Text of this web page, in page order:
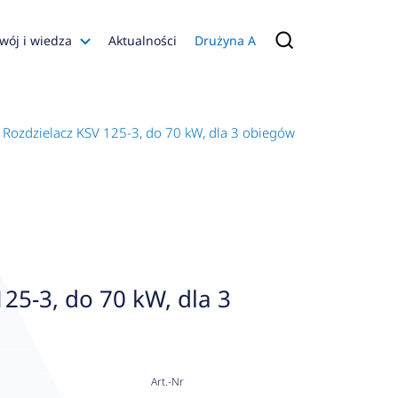
i wiedza
Konfiguratory
Aktualności Drużyna A
Rozdzielacz KSV 125-3, do 70 kW, dla 3 obiegów
3, do 70 kW, dla 3
Art.-Nr